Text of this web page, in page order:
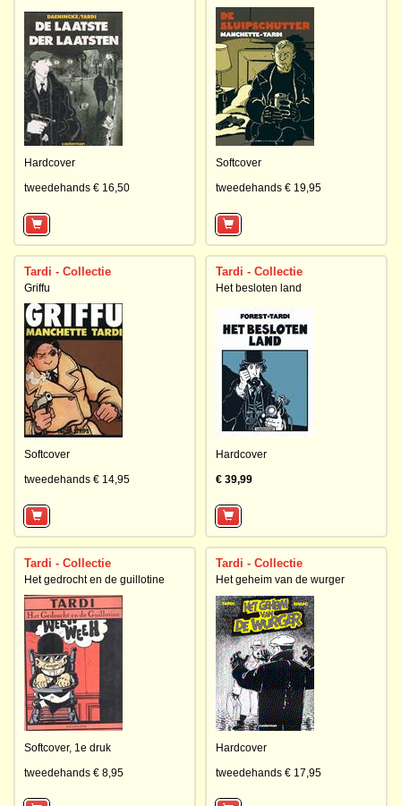
Hardcover
tweedehands € 16,50
Softcover
tweedehands € 19,95
Tardi - Collectie
Griffu
Softcover
tweedehands € 14,95
Tardi - Collectie
Het besloten land
Hardcover
€ 39,99
Tardi - Collectie
Het gedrocht en de guillotine
Softcover, 1e druk
tweedehands € 8,95
Tardi - Collectie
Het geheim van de wurger
Hardcover
tweedehands € 17,95